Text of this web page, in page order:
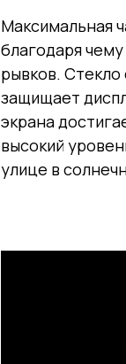
Максимальная
благодаря
рывков.
защищает
экрана
высокий
улице в